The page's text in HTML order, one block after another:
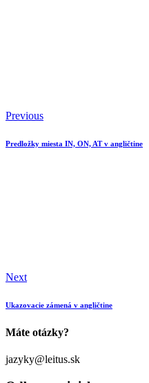
Previous
Predložky miesta IN, ON, AT v angličtine
Next
Ukazovacie zámená v angličtine
Máte otázky?
jazyky@leitus.sk